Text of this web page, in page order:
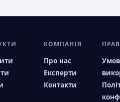
КОМПАНІЯ
Про нас
Експерти
Контакти